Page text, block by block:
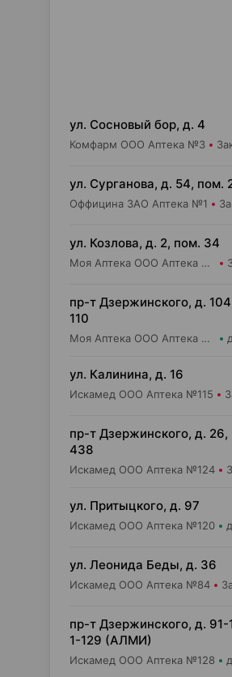
ул. Сосновый бор, д. 4
Комфарм ООО Аптека №3
ул. Сурганова, д. 54, пом.
Оффицина ЗАО Аптека №1
ул. Козлова, д. 2, пом. 34
Моя Аптека ООО Аптека №47
пр-т Дзержинского, д.
110
Моя Аптека ООО Аптека №48
ул. Калинина, д. 16
Искамед ООО Аптека №115
пр-т Дзержинского, д. 26,
438
Искамед ООО Аптека №124
ул. Притыцкого, д. 97
Искамед ООО Аптека №120
ул. Леонида Беды, д. 36
Искамед ООО Аптека №84
пр-т Дзержинского, д. 91-
1-129 (АЛМИ)
Искамед ООО Аптека №128